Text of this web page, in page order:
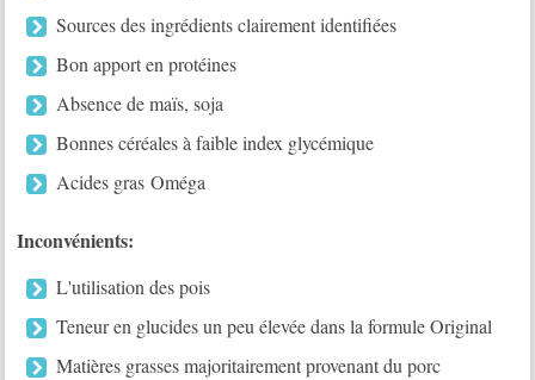
Sources des ingrédients clairement identifiées
Bon apport en protéines
Absence de maïs, soja
Bonnes céréales à faible index glycémique
Acides gras Oméga
Inconvénients:
L'utilisation des pois
Teneur en glucides un peu élevée dans la formule Original
Matières grasses majoritairement provenant du porc